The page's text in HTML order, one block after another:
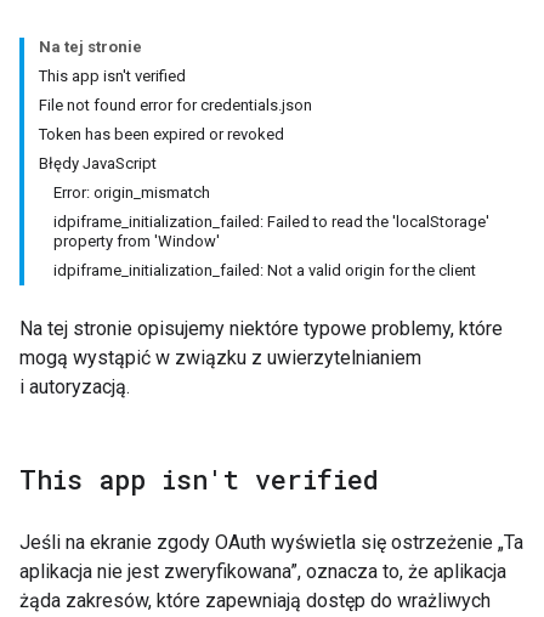
Na tej stronie
This app isn't verified
File not found error for credentials.json
Token has been expired or revoked
Błędy JavaScript
Error: origin_mismatch
idpiframe_initialization_failed: Failed to read the 'localStorage'
property from 'Window'
idpiframe_initialization_failed: Not a valid origin for the client
Na tej stronie opisujemy niektóre typowe problemy, które
mogą wystąpić w związku z uwierzytelnianiem
i autoryzacją.
This app isn't verified
Jeśli na ekranie zgody OAuth wyświetla się ostrzeżenie „Ta
aplikacja nie jest zweryfikowana”, oznacza to, że aplikacja
żąda zakresów, które zapewniają dostęp do wrażliwych